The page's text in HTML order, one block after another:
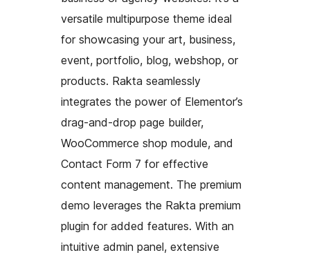
versatile multipurpose theme ideal
for showcasing your art, business,
event, portfolio, blog, webshop, or
products. Rakta seamlessly
integrates the power of Elementor’s
drag-and-drop page builder,
WooCommerce shop module, and
Contact Form 7 for effective
content management. The premium
demo leverages the Rakta premium
plugin for added features. With an
intuitive admin panel, extensive